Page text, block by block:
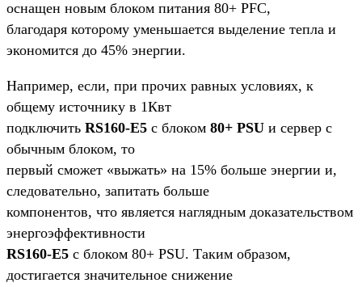
оснащен новым блоком питания 80+ PFC,
благодаря которому уменьшается выделение тепла и
экономится до 45% энергии.
Например, если, при прочих равных условиях, к
общему источнику в 1Квт
подключить RS160-E5 с блоком 80+ PSU и сервер с
обычным блоком, то
первый сможет «выжать» на 15% больше энергии и,
следовательно, запитать больше
компонентов, что является наглядным доказательством
энергоэффективности
RS160-E5 с блоком 80+ PSU. Таким образом,
достигается значительное снижение